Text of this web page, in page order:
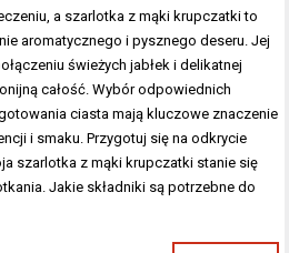
a szarlotka z mąki krupczatki to
aromatycznego i pysznego deseru. Jej
świeżych jabłek i delikatnej
całość. Wybór odpowiednich
ciasta mają kluczowe znaczenie
i smaku. Przygotuj się na odkrycie
szarlotka z mąki krupczatki stanie się
Jakie składniki są potrzebne do